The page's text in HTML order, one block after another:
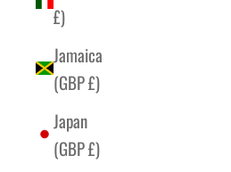
£)
Jamaica
(GBP £)
Japan
(GBP £)